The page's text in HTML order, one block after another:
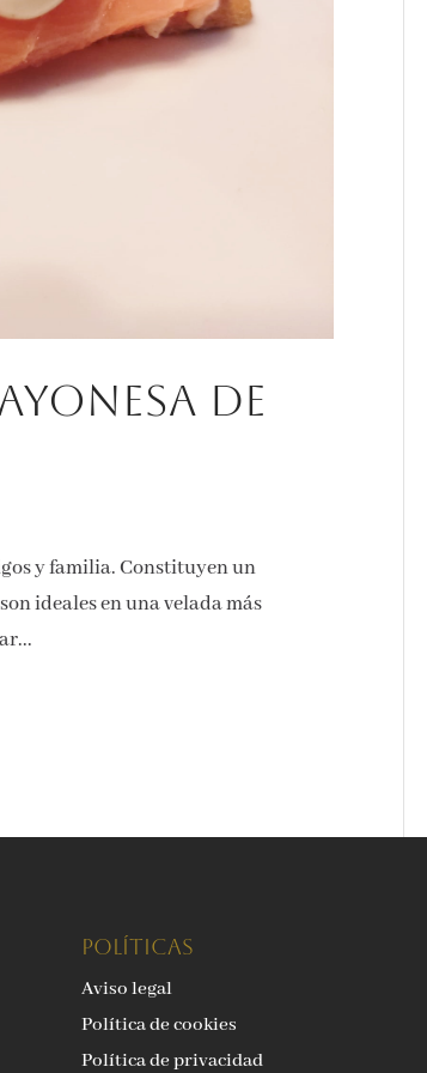
de
y familia. Constituyen un
ideales en una velada más
Políticas
Aviso legal
Política de cookies
Política de privacidad